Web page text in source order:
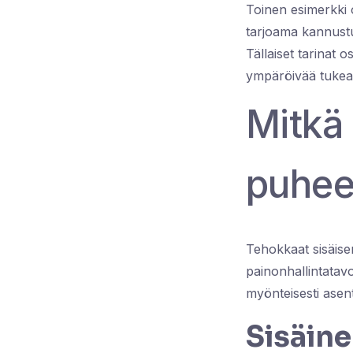
Toinen esimerkki
tarjoama
Tällaiset tarinat
ympäröivää
Tehokkaat
myönteisesti